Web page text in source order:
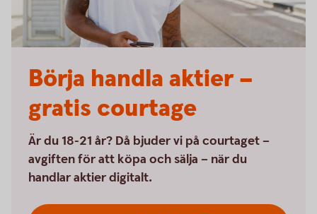
Börja handla aktier –
gratis courtage
Är du 18-21 år? Då bjuder vi på courtaget –
avgiften för att köpa och sälja – när du
handlar aktier digitalt.